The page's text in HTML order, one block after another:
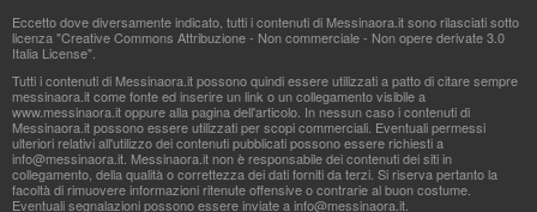
Eccetto dove diversamente indicato, tutti i contenuti di Messinaora.it sono rilasciati sotto
licenza "Creative Commons Attribuzione - Non commerciale - Non opere derivate 3.0
Italia License".
Tutti i contenuti di Messinaora.it possono quindi essere utilizzati a patto di citare sempre
messinaora.it come fonte ed inserire un link o un collegamento visibile a
www.messinaora.it oppure alla pagina dell'articolo. In nessun caso i contenuti di
Messinaora.it possono essere utilizzati per scopi commerciali. Eventuali permessi
ulteriori relativi all'utilizzo dei contenuti pubblicati possono essere richiesti a
info@messinaora.it . Messinaora.it non è responsabile dei contenuti dei siti in
collegamento, della qualità o correttezza dei dati forniti da terzi. Si riserva pertanto la
facoltà di rimuovere informazioni ritenute offensive o contrarie al buon costume.
Eventuali segnalazioni possono essere inviate ainfo@messinaora.it